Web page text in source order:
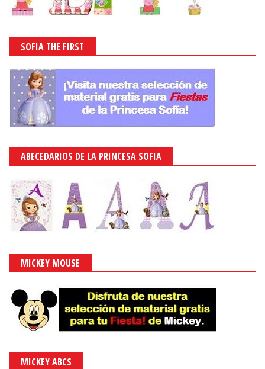
SOFIA THE FIRST
ABECEDARIOS DE LA PRINCESA SOFIA
MICKEY MOUSE
MICKEY ABCS